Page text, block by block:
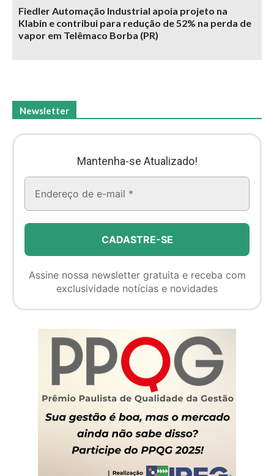
Fiedler Automação Industrial apoia projeto na
Klabin e contribui para redução de 52% na perda de
vapor em Telêmaco Borba (PR)
Newsletter
Mantenha-se Atualizado!
Assine nossa newsletter gratuita e receba com
exclusividade notícias e novidades